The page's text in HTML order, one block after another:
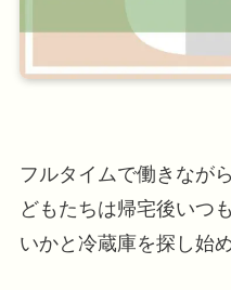
フルタイムで働きなが
どもたちは帰宅後いつ
いかと冷蔵庫を探し始め